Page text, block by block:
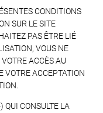
CONDITIONS
SUR LE SITE
PAS ÊTRE LIÉ
VOUS NE
ACCÈS AU
VOTRE ACCEPTATION
QUI CONSULTE LA